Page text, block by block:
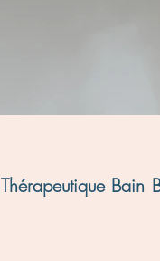
Thérapeutique Bain